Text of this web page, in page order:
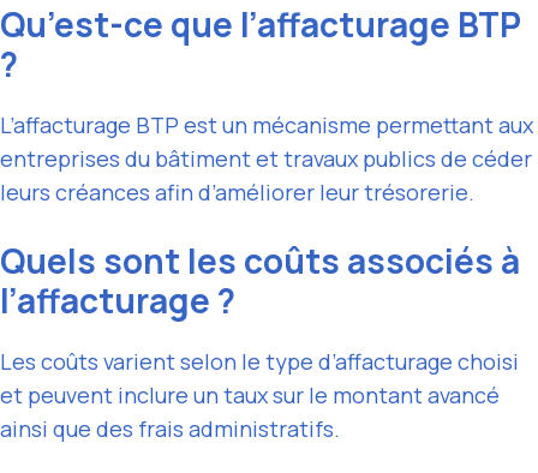
Qu’est-ce que l’affacturage BTP
?
L’affacturage BTP est un mécanisme permettant aux
entreprises du bâtiment et travaux publics de céder
leurs créances afin d’améliorer leur trésorerie.
Quels sont les coûts associés à
l’affacturage ?
Les coûts varient selon le type d’affacturage choisi
et peuvent inclure un taux sur le montant avancé
ainsi que des frais administratifs.